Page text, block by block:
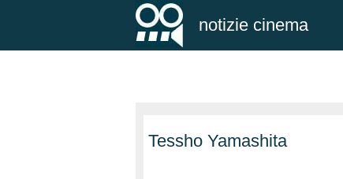
notizie cinema
Tessho Yamashita